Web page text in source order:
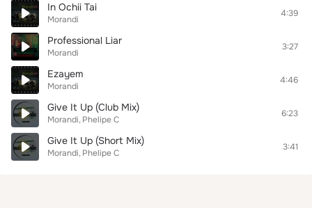
In Ochii Tai
Morandi
4:39
Professional Liar
Morandi
3:27
Ezayem
Morandi
4:46
Give It Up (Club Mix)
Morandi Phelipe C
6:23
Give It Up (Short Mix)
Morandi Phelipe C
3:41